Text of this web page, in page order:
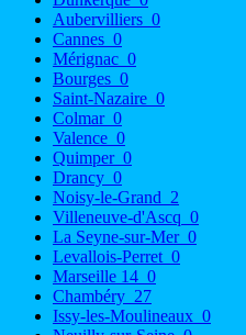
Aubervilliers 0
Cannes 0
Mérignac 0
Bourges 0
Saint-Nazaire 0
Colmar 0
Valence 0
Quimper 0
Drancy 0
Noisy-le-Grand 2
Villeneuve-d'Ascq 0
La Seyne-sur-Mer 0
Levallois-Perret 0
Marseille 14 0
Chambéry 27
Issy-les-Moulineaux 0